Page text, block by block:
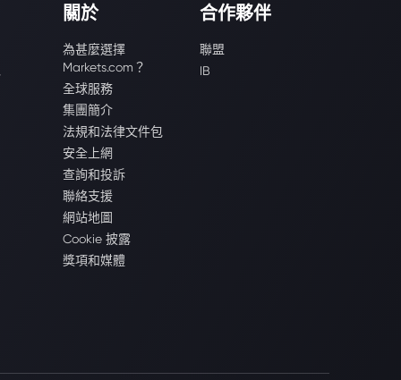
關於
為甚麼選擇
Markets.com？
全球服務
集團簡介
法規和法律文件包
安全上網
查詢和投訴
聯絡支援
網站地圖
Cookie 披露
獎項和媒體
合作夥伴
聯盟
IB